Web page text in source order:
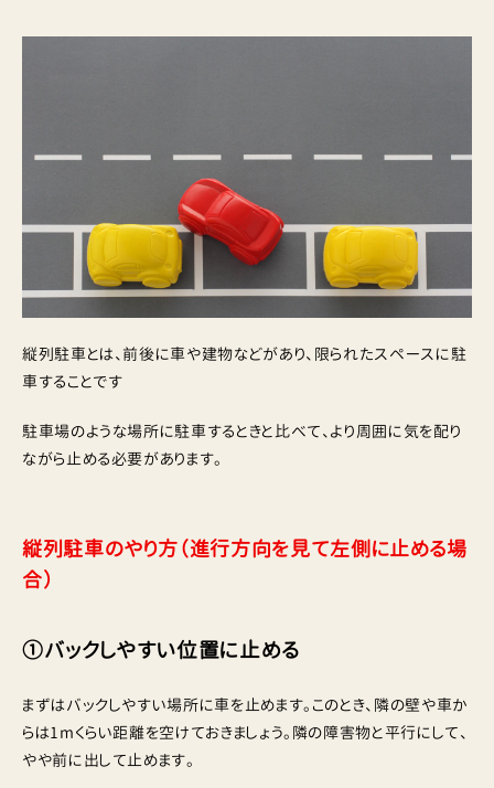
縦列駐車とは、前後に車や建物などがあり、限られたスペースに駐
車することです
駐車場のような場所に駐車するときと比べて、より周囲に気を配り
ながら止める必要があります。
縦列駐車のやり方（進行方向を見て左側に止める場
合）
①バックしやすい位置に止める
まずはバックしやすい場所に車を止めます。このとき、隣の壁や車か
らは1mくらい距離を空けておきましょう。隣の障害物と平行にして、
やや前に出して止めます。